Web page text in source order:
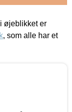
øjeblikket er
, som alle har et